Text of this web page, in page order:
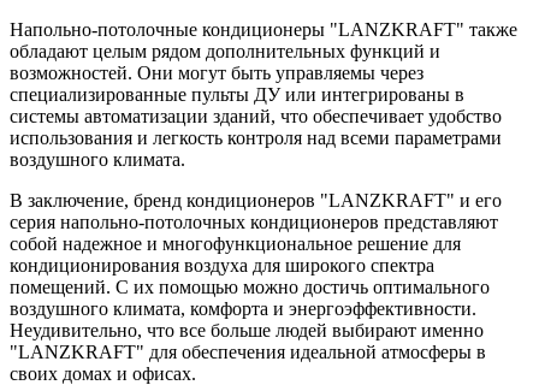
Напольно-потолочные кондиционеры "LANZKRAFT" также
обладают целым рядом дополнительных функций и
возможностей. Они могут быть управляемы через
специализированные пульты ДУ или интегрированы в
системы автоматизации зданий, что обеспечивает удобство
использования и легкость контроля над всеми параметрами
воздушного климата.
В заключение, бренд кондиционеров "LANZKRAFT" и его
серия напольно-потолочных кондиционеров представляют
собой надежное и многофункциональное решение для
кондиционирования воздуха для широкого спектра
помещений. С их помощью можно достичь оптимального
воздушного климата, комфорта и энергоэффективности.
Неудивительно, что все больше людей выбирают именно
"LANZKRAFT" для обеспечения идеальной атмосферы в
своих домах и офисах.